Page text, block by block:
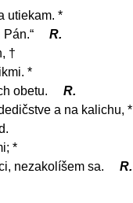
utiekam. *
R.
†
*
obetu.
R.
a na kalichu, *
*
nezakolíšem sa.
R.